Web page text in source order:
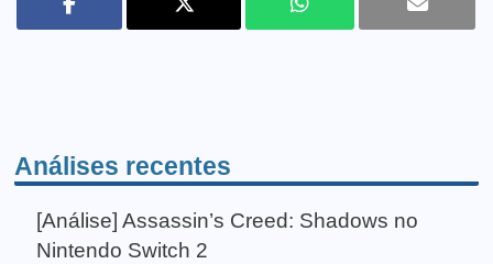
Análises recentes
[Análise] Assassin’s Creed: Shadows no
Nintendo Switch 2